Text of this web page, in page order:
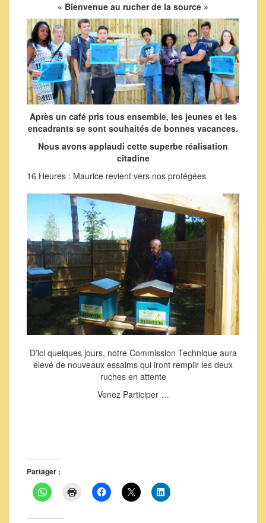
« Bienvenue au rucher de la source »
Après un café pris tous ensemble, les jeunes et les
encadrants se sont souhaités de bonnes vacances.
Nous avons applaudi cette superbe réalisation
citadine
16 Heures : Maurice revient vers nos protégées
D’ici quelques jours, notre Commission Technique aura
élevé de nouveaux essaims qui iront remplir les deux
ruches en attente
Venez Participer …
Partager :